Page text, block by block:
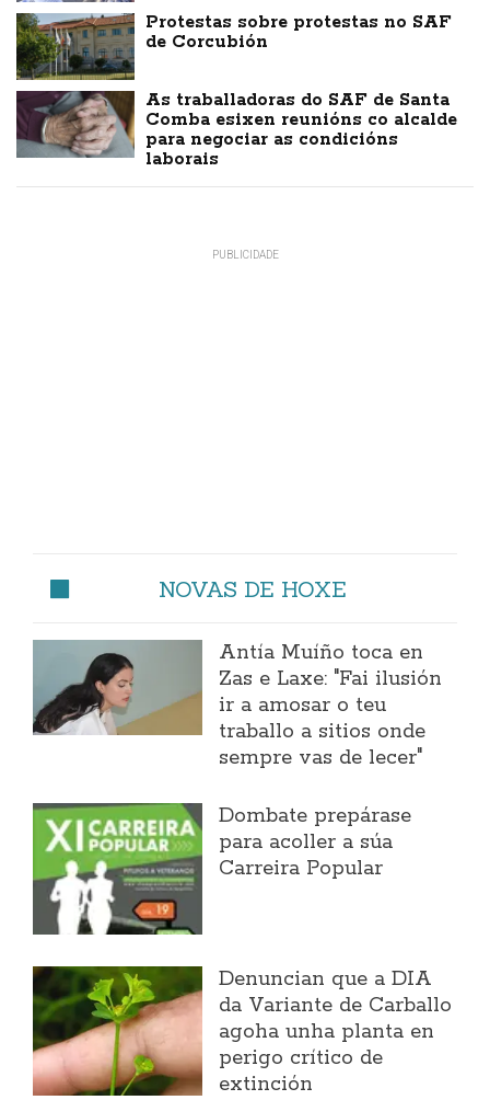
Protestas sobre protestas no SAF
de Corcubión
As traballadoras do SAF de Santa
Comba esixen reunións co alcalde
para negociar as condicións
laborais
NOVAS DE HOXE
Antía Muíño toca en
Zas e Laxe: "Fai ilusión
ir a amosar o teu
traballo a sitios onde
sempre vas de lecer"
Dombate prepárase
para acoller a súa
Carreira Popular
Denuncian que a DIA
da Variante de Carballo
agoha unha planta en
perigo crítico de
extinción